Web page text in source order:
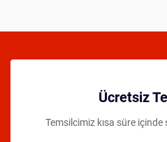
Ücretsiz
Temsilcimiz kısa süre